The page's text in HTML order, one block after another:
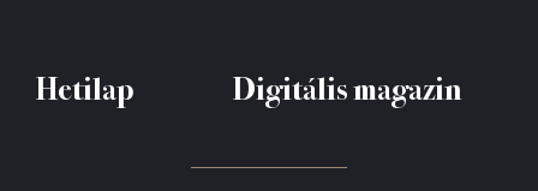
Hetilap Digitális magazin